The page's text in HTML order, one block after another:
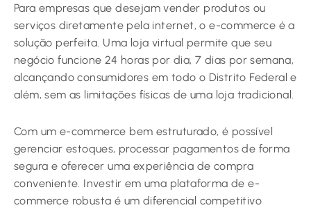
Para empresas que desejam vender produtos ou
serviços diretamente pela internet, o e-commerce é a
solução perfeita. Uma loja virtual permite que seu
negócio funcione 24 horas por dia, 7 dias por semana,
alcançando consumidores em todo o Distrito Federal e
além, sem as limitações físicas de uma loja tradicional.
Com um e-commerce bem estruturado, é possível
gerenciar estoques, processar pagamentos de forma
segura e oferecer uma experiência de compra
conveniente. Investir em uma plataforma de e-
commerce robusta é um diferencial competitivo